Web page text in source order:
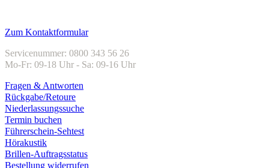
Zum Kontaktformular
Servicenummer: 0800 343 56 26
Mo-Fr: 09-18 Uhr - Sa: 09-16 Uhr
Fragen & Antworten
Rückgabe/Retoure
Niederlassungssuche
Termin buchen
Führerschein-Sehtest
Hörakustik
Brillen-Auftragsstatus
Bestellung widerrufen